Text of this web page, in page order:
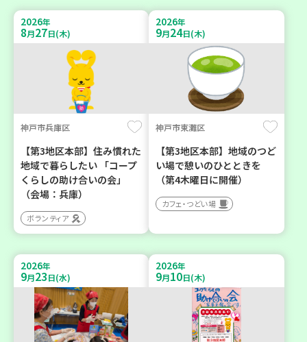
2026年
8月27日(木)
神戸市兵庫区
【第3地区本部】住み慣れた
地域で暮らしたい 「コープ
くらしの助け合いの会」
（会場：兵庫）
ボランティア
2026年
9月24日(木)
神戸市東灘区
【第3地区本部】地域のつど
い場で憩いのひとときを
（第4木曜日に開催）
カフェ・つどい場
2026年
9月23日(水)
2026年
9月10日(木)